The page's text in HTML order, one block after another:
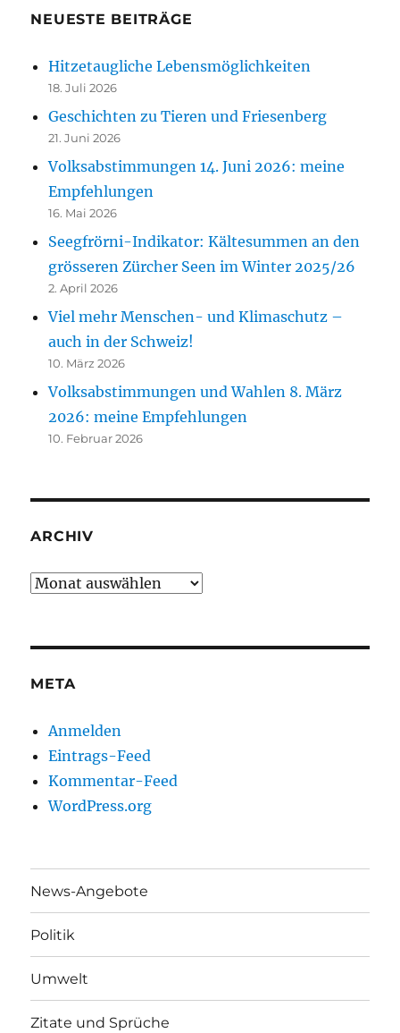
NEUESTE BEITRÄGE
Hitzetaugliche Lebensmöglichkeiten
18. Juli 2026
Geschichten zu Tieren und Friesenberg
21. Juni 2026
Volksabstimmungen 14. Juni 2026: meine
Empfehlungen
16. Mai 2026
Seegfrörni-Indikator: Kältesummen an den
grösseren Zürcher Seen im Winter 2025/26
2. April 2026
Viel mehr Menschen- und Klimaschutz –
auch in der Schweiz!
10. März 2026
Volksabstimmungen und Wahlen 8. März
2026: meine Empfehlungen
10. Februar 2026
ARCHIV
Archiv
META
Anmelden
Eintrags-Feed
Kommentar-Feed
WordPress.org
News-Angebote
Politik
Umwelt
Zitate und Sprüche